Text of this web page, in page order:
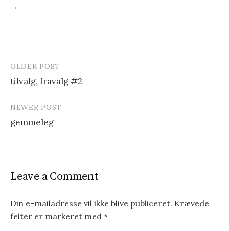
→
o
s
n
v
i
OLDER POST
tilvalg, fravalg #2
NEWER POST
gemmeleg
Leave a Comment
Din e-mailadresse vil ikke blive publiceret. Krævede
felter er markeret med *